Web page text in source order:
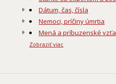
Dátum, čas, čísla
Nemoci, príčiny úmrtia
Mená a príbuzenské
Zobraziť viac